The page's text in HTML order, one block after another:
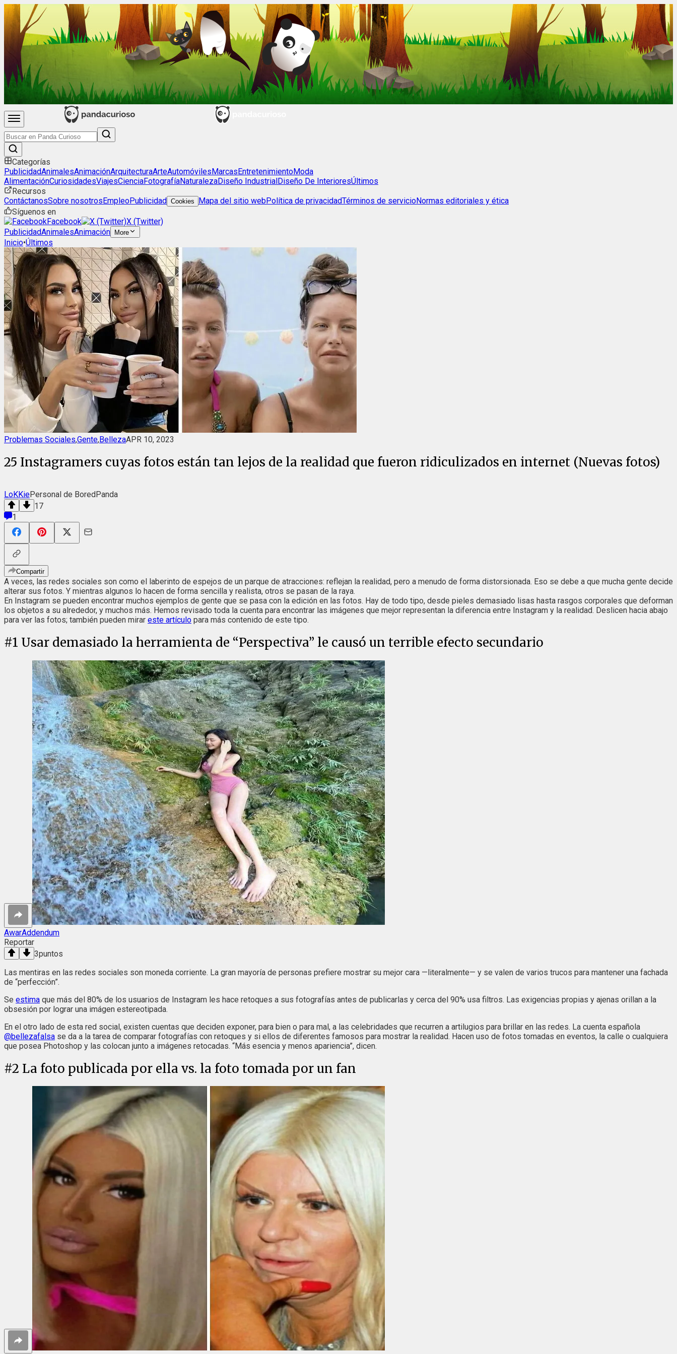
Categorías
PublicidadAnimalesAnimaciónArquitecturaArteAutomóvilesMarcasEntretenimientoModa
AlimentaciónCuriosidadesViajesCienciaFotografíaNaturalezaDiseño IndustrialDiseño De InterioresÚltimos
Recursos
ContáctanosSobre nosotrosEmpleoPublicidad Cookies Mapa del sitio webPolítica de privacidadTérminos de servicioNormas editoriales y ética
Síguenos en
Facebook
X (Twitter)
PublicidadAnimalesAnimación More
Inicio•Últimos
Problemas Sociales,Gente,BellezaAPR 10, 2023
25 Instagramers cuyas fotos están tan lejos de la realidad que fueron ridiculizados en internet (Nuevas fotos)
LoKKiePersonal de BoredPanda
17
1
Compartir
A veces, las redes sociales son como el laberinto de espejos de un parque de atracciones: reflejan la realidad, pero a menudo de forma distorsionada. Eso se debe a que mucha gente decide
alterar sus fotos. Y mientras algunos lo hacen de forma sencilla y realista, otros se pasan de la raya.
En Instagram se pueden encontrar muchos ejemplos de gente que se pasa con la edición en las fotos. Hay de todo tipo, desde pieles demasiado lisas hasta rasgos corporales que deforman
los objetos a su alrededor, y muchos más. Hemos revisado toda la cuenta para encontrar las imágenes que mejor representan la diferencia entre Instagram y la realidad. Deslicen hacia abajo
para ver las fotos; también pueden mirar este artículo para más contenido de este tipo.
#1 Usar demasiado la herramienta de “Perspectiva” le causó un terrible efecto secundario
AwarAddendum
Reportar
3puntos
Las mentiras en las redes sociales son moneda corriente. La gran mayoría de personas prefiere mostrar su mejor cara —literalmente— y se valen de varios trucos para mantener una fachada
de “perfección”.
Se estima que más del 80% de los usuarios de Instagram les hace retoques a sus fotografías antes de publicarlas y cerca del 90% usa filtros. Las exigencias propias y ajenas orillan a la
obsesión por lograr una imágen estereotipada.
En el otro lado de esta red social, existen cuentas que deciden exponer, para bien o para mal, a las celebridades que recurren a artilugios para brillar en las redes. La cuenta española
@bellezafalsa se da a la tarea de comparar fotografías con retoques y si ellos de diferentes famosos para mostrar la realidad. Hacen uso de fotos tomadas en eventos, la calle o cualquiera
que posea Photoshop y las colocan junto a imágenes retocadas. “Más esencia y menos apariencia”, dicen.
#2 La foto publicada por ella vs. la foto tomada por un fan